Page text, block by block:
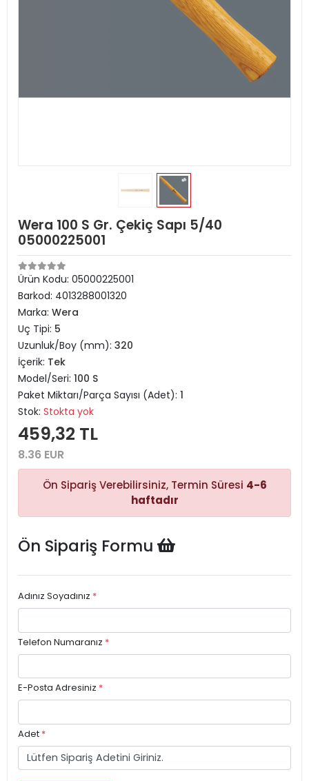
Wera 100 S Gr. Çekiç Sapı 5/40
05000225001
Ürün Kodu: 05000225001
Barkod: 4013288001320
Marka: Wera
Uç Tipi: 5
Uzunluk/Boy (mm): 320
İçerik: Tek
Model/Seri: 100 S
Paket Miktarı/Parça Sayısı (Adet): 1
Stok: Stokta yok
459,32 TL
8.36 EUR
Ön Sipariş Verebilirsiniz, Termin Süresi 4-6
haftadır
Ön Sipariş Formu
Adınız Soyadınız *
Telefon Numaranız *
E-Posta Adresiniz *
Adet *